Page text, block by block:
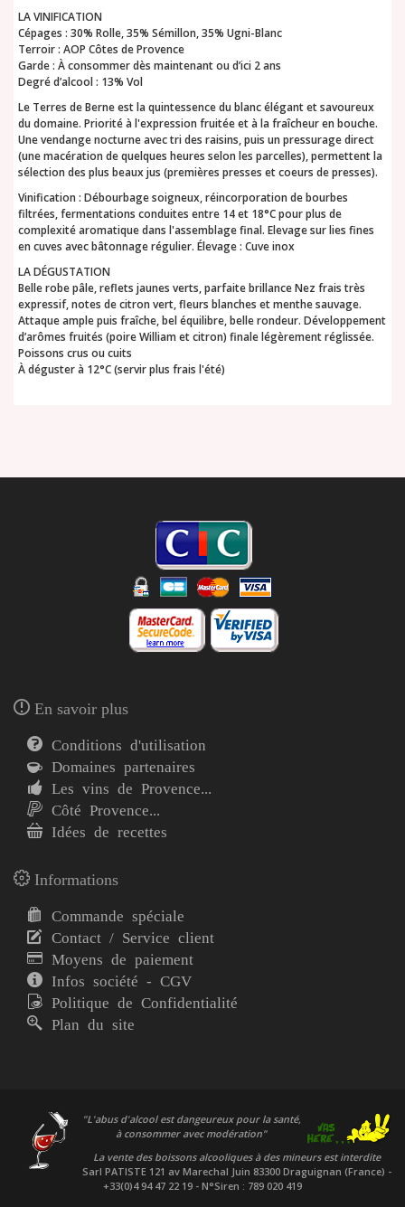
LA VINIFICATION
Cépages : 30% Rolle, 35% Sémillon, 35% Ugni-Blanc
Terroir : AOP Côtes de Provence
Garde : À consommer dès maintenant ou d’ici 2 ans
Degré d’alcool : 13% Vol
Le Terres de Berne est la quintessence du blanc élégant et savoureux
du domaine. Priorité à l'expression fruitée et à la fraîcheur en bouche.
Une vendange nocturne avec tri des raisins, puis un pressurage direct
(une macération de quelques heures selon les parcelles), permettent la
sélection des plus beaux jus (premières presses et coeurs de presses).
Vinification : Débourbage soigneux, réincorporation de bourbes
filtrées, fermentations conduites entre 14 et 18°C pour plus de
complexité aromatique dans l'assemblage final. Elevage sur lies fines
en cuves avec bâtonnage régulier. Élevage : Cuve inox
LA DÉGUSTATION
Belle robe pâle, reflets jaunes verts, parfaite brillance Nez frais très
expressif, notes de citron vert, fleurs blanches et menthe sauvage.
Attaque ample puis fraîche, bel équilibre, belle rondeur. Développement
d’arômes fruités (poire William et citron) finale légèrement réglissée.
Poissons crus ou cuits
À déguster à 12°C (servir plus frais l'été)
En savoir plus
Conditions d'utilisation
Domaines partenaires
Les vins de Provence...
Côté Provence...
Idées de recettes
Informations
Commande spéciale
Contact / Service client
Moyens de paiement
Infos société - CGV
Politique de Confidentialité
Plan du site
"L'abus d'alcool est dangeureux pour la santé,
à consommer avec modération"
La vente des boissons alcooliques à des mineurs est interdite
Sarl PATISTE 121 av Marechal Juin 83300 Draguignan (France) -
+33(0)4 94 47 22 19 - N°Siren : 789 020 419